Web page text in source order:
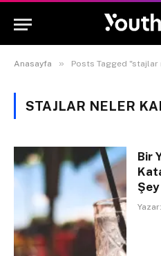
Anasayfa » Posts Tagged
STAJLAR NELER
Bir
Şey
Yazar: